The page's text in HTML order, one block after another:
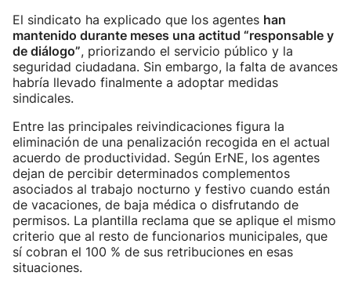
El sindicato ha explicado que los agentes han
mantenido durante meses una actitud “responsable y
de diálogo”, priorizando el servicio público y la
seguridad ciudadana. Sin embargo, la falta de avances
habría llevado finalmente a adoptar medidas
sindicales.
Entre las principales reivindicaciones figura la
eliminación de una penalización recogida en el actual
acuerdo de productividad. Según ErNE, los agentes
dejan de percibir determinados complementos
asociados al trabajo nocturno y festivo cuando están
de vacaciones, de baja médica o disfrutando de
permisos. La plantilla reclama que se aplique el mismo
criterio que al resto de funcionarios municipales, que
sí cobran el 100 % de sus retribuciones en esas
situaciones.